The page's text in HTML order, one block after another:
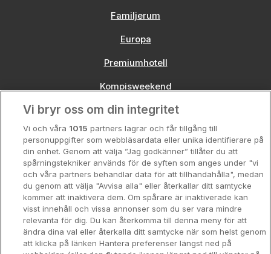
Familjerum
Europa
Premiumhotell
Kompisweekend
Storstadsweekend
Hotellrum under 995 kr
Spahotell
Sydsverige
Om Hotellpremien
Nya hotell
Stadsweekend
Vi bryr oss om din integritet
Vi och våra 1015 partners lagrar och får tillgång till
personuppgifter som webbläsardata eller unika identifierare på
din enhet. Genom att välja ”Jag godkänner” tillåter du att
spårningstekniker används för de syften som anges under "vi
och våra partners behandlar data för att tillhandahålla", medan
du genom att välja "Avvisa alla" eller återkallar ditt samtycke
kommer att inaktivera dem. Om spårare är inaktiverade kan
visst innehåll och vissa annonser som du ser vara mindre
relevanta för dig. Du kan återkomma till denna meny för att
ändra dina val eller återkalla ditt samtycke när som helst genom
att klicka på länken Hantera preferenser längst ned på